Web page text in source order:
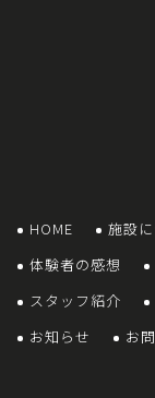
HOME 施設
体験者の感想
スタッフ紹介
お知らせ
お